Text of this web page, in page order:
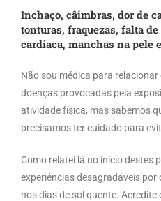
Inchaço, câimbras, dor de
tonturas, fraquezas, falta
cardíaca, manchas na pele
Não sou médica para
doenças provocadas pela
atividade física, mas sabemos
precisamos ter cuidado para
Como relatei lá no início destes
experiências desagradáveis
nos dias de sol quente. Acredite